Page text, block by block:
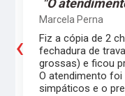
"O
Marcela Perna
Fiz a cópia de 2
fechadura de
grossas) e ficou
O atendimento
simpáticos e o
‹